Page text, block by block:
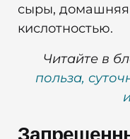
сыры, домашняя
кислотностью.
Читайте в
польза,